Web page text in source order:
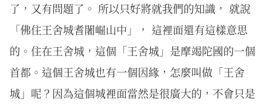
了，又有問題了。 所以只好將就我們的知識， 就說
「佛住王舍城耆闍崛山中」， 這裡面還有這樣意思
的。住在王舍城，這個「王舍城」是摩竭陀國的一個
首都。這個王舍城也有一個因緣，怎麼叫做「王舍
城」呢？因為這個城裡面當然是很廣大的，不會只是